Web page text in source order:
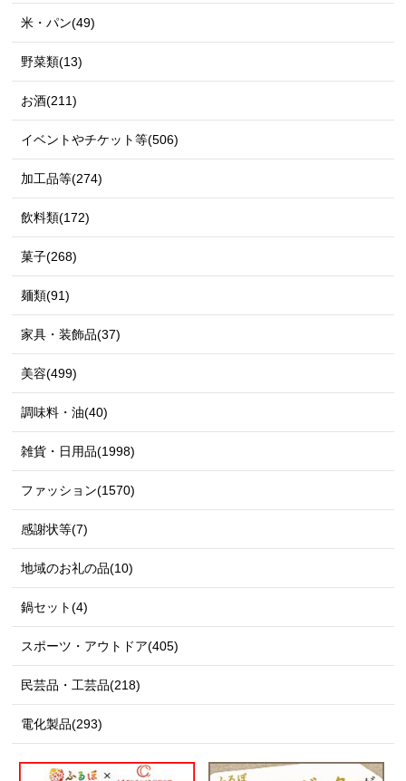
米・パン(49)
野菜類(13)
お酒(211)
イベントやチケット等(506)
加工品等(274)
飲料類(172)
菓子(268)
麺類(91)
家具・装飾品(37)
美容(499)
調味料・油(40)
雑貨・日用品(1998)
ファッション(1570)
感謝状等(7)
地域のお礼の品(10)
鍋セット(4)
スポーツ・アウトドア(405)
民芸品・工芸品(218)
電化製品(293)